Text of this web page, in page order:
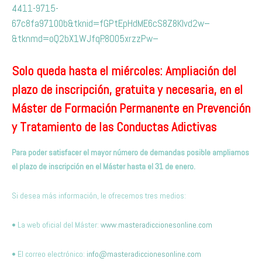
4411-9715-
67c8fa97100b&tknid=fGPtEpHdME6cS8Z8Klvd2w–
&tknmd=oQ2bX1WJfqP.8O05xrzzPw–
Solo queda hasta el miércoles: Ampliación del
plazo de inscripción, gratuita y necesaria, en el
Máster de Formación Permanente en Prevención
y Tratamiento de las Conductas Adictivas
Para poder satisfacer el mayor número de demandas posible ampliamos
el plazo de inscripción en el Máster hasta el 31 de enero.
Si desea más información, le ofrecemos tres medios:
• La web oficial del Máster: www.masteradiccionesonline.com
• El correo electrónico: info@masteradiccionesonline.com